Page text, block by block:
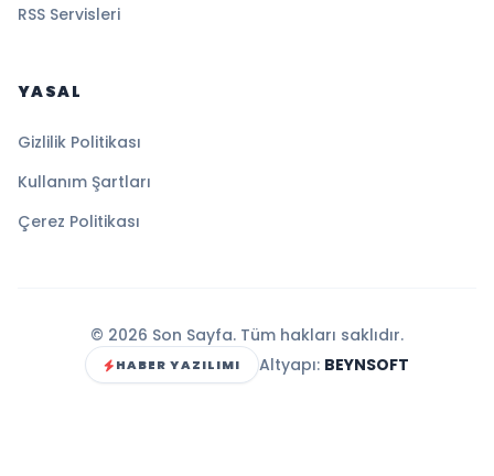
RSS Servisleri
YASAL
Gizlilik Politikası
Kullanım Şartları
Çerez Politikası
© 2026 Son Sayfa. Tüm hakları saklıdır.
HABER YAZILIMI Altyapı: BEYNSOFT